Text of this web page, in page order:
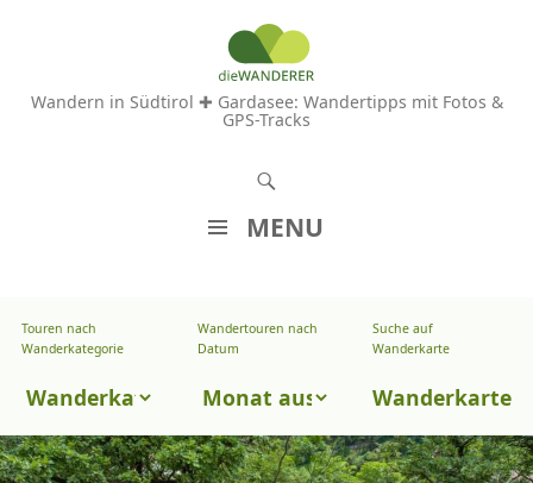
Wandern in Südtirol ✚ Gardasee: Wandertipps mit Fotos &
GPS-Tracks
MENU
M
A
L
Touren nach
Wanderkategorie
Touren
Wanderkategorie
Wandertouren nach
Datum
Wandertouren
Datum
Suche auf
Wanderkarte
Wanderkarte